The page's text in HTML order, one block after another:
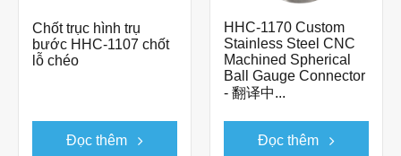
Chốt trục hình trụ
bước HHC-1107 chốt
lỗ chéo
Đọc thêm
HHC-1170 Custom
Stainless Steel CNC
Machined Spherical
Ball Gauge Connector
- 翻译中...
Đọc thêm